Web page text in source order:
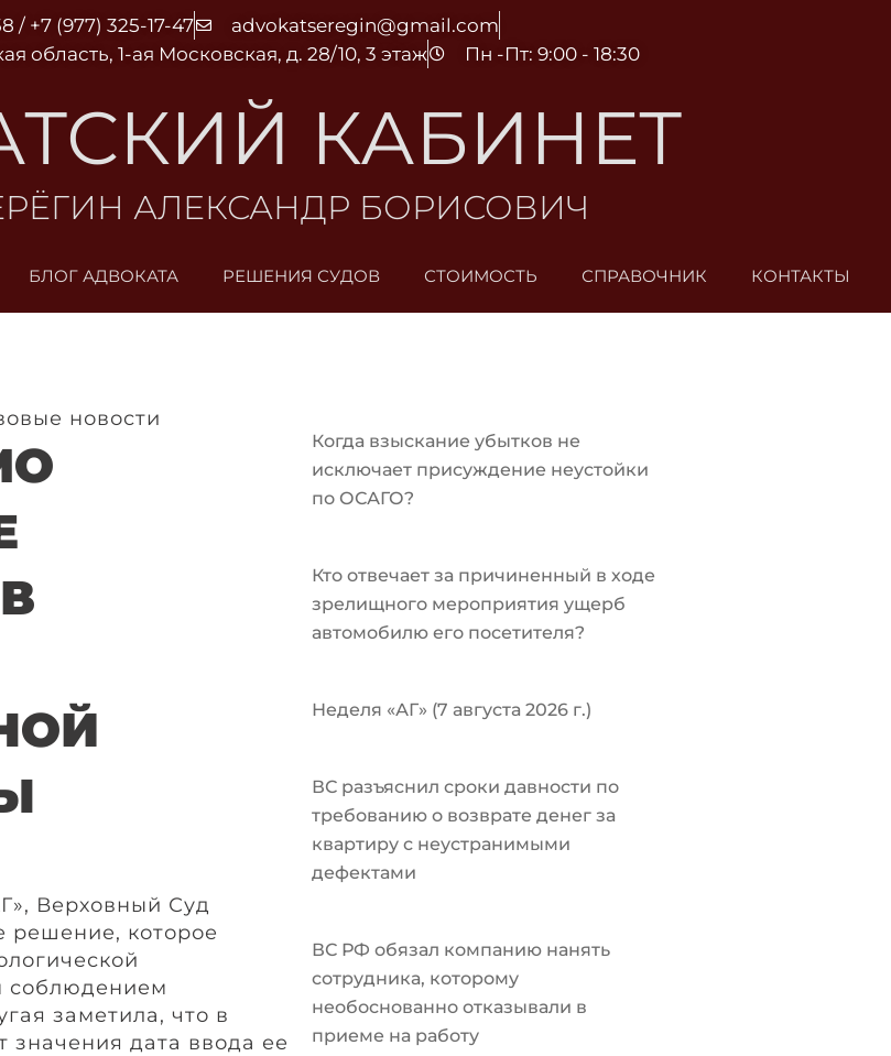
/ +7 (977) 325-17-47
advokatseregin@gmail.com
область, 1-ая Московская, д. 28/10, 3 этаж
Пн -Пт: 9:00 - 18:30
КАБИНЕТ
АЛЕКСАНДР БОРИСОВИЧ
БЛОГ АДВОКАТА РЕШЕНИЯ СУДОВ СТОИМОСТЬ СПРАВОЧНИК КОНТАКТЫ
новости
Верховный Суд
решение, которое
соблюдением
заметила, что в
дата ввода ее
Когда взыскание убытков не
исключает присуждение неустойки
по ОСАГО?
Кто отвечает за причиненный в ходе
зрелищного мероприятия ущерб
автомобилю его посетителя?
Неделя «АГ» (7 августа 2026 г.)
ВС разъяснил сроки давности по
требованию о возврате денег за
квартиру с неустранимыми
дефектами
ВС РФ обязал компанию нанять
сотрудника, которому
необоснованно отказывали в
приеме на работу